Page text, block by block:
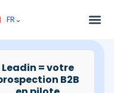
FR⌄
EN⌄
Leadin = votre
B2B